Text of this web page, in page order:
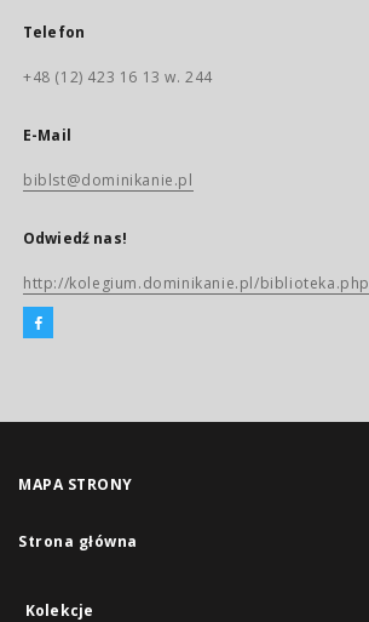
Telefon
+48 (12) 423 16 13 w. 244
E-Mail
biblst@dominikanie.pl
Odwiedź nas!
http://kolegium.dominikanie.pl/biblioteka.php
MAPA STRONY
Strona główna
Kolekcje